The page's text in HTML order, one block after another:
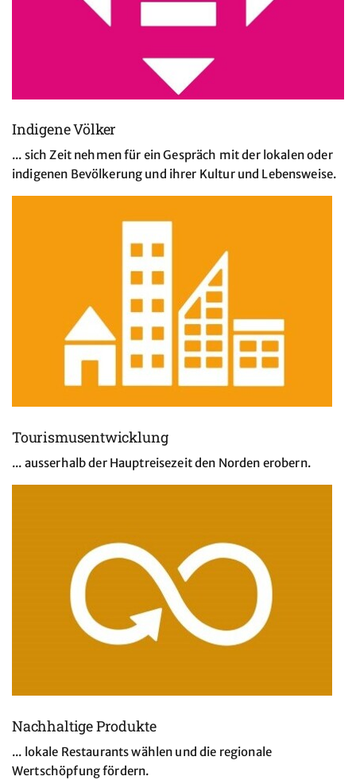
Indigene Völker
... sich Zeit nehmen für ein Gespräch mit der lokalen oder
indigenen Bevölkerung und ihrer Kultur und Lebensweise.
Tourismusentwicklung
... ausserhalb der Hauptreisezeit den Norden erobern.
Nachhaltige Produkte
... lokale Restaurants wählen und die regionale
Wertschöpfung fördern.